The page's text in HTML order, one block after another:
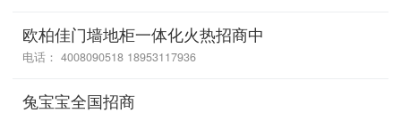
欧柏佳门墙地柜一体化火热招商中
电话： 4008090518 18953117936
兔宝宝全国招商